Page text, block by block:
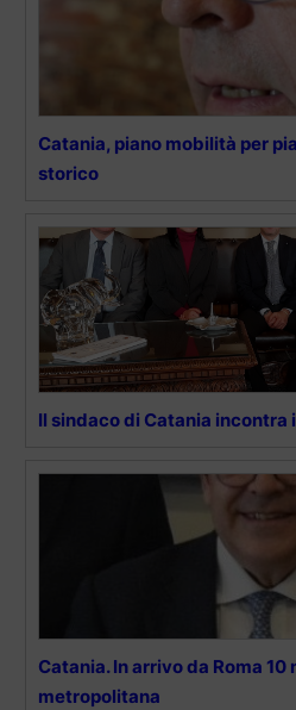
Catania, piano mobilità per
storico
Il sindaco di Catania incontra
Catania. In arrivo da Roma
metropolitana